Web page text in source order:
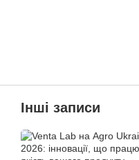
Інші записи